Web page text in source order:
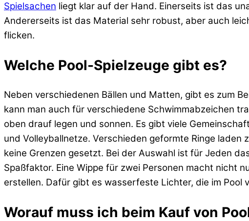
Spielsachen liegt klar auf der Hand. Einerseits ist das
Andererseits ist das Material sehr robust, aber auch
flicken.
Welche Pool-Spielzeuge gibt es?
Neben verschiedenen Bällen und Matten, gibt es zum
kann man auch für verschiedene Schwimmabzeichen
oben drauf legen und sonnen. Es gibt viele
und Volleyballnetze. Verschieden geformte Ringe laden
keine Grenzen gesetzt. Bei der Auswahl ist für Jeden
Spaßfaktor. Eine Wippe für zwei Personen macht nicht
erstellen. Dafür gibt es wasserfeste Lichter, die im
Worauf muss ich beim Kauf von